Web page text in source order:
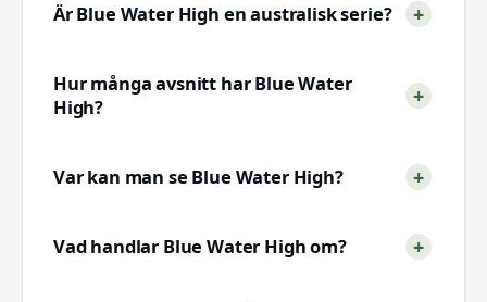
Är Blue Water High en australisk serie?
Hur många avsnitt har Blue Water
High?
Var kan man se Blue Water High?
Vad handlar Blue Water High om?